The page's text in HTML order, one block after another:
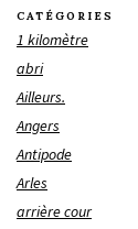
CATÉGORIES
1 kilomètre
abri
Ailleurs.
Angers
Antipode
Arles
arrière cour